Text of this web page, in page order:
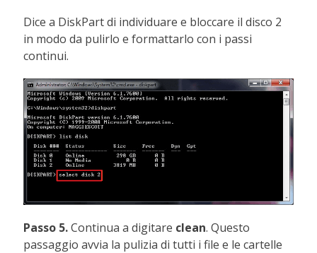
Dice a DiskPart di individuare e bloccare il disco 2
in modo da pulirlo e formattarlo con i passi
continui.
Passo 5.Continua a digitare clean. Questo
passaggio avvia la pulizia di tutti i file e le cartelle